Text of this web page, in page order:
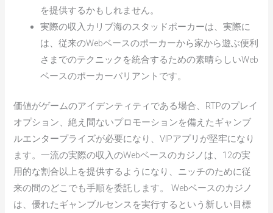
を提供するかもしれません。
実際の収入カリブ海のスタッドポーカーは、実際に
は、従来のWebベースのポーカーから家から遊ぶ便利
さまでのテクニックを統合するための素晴らしいWeb
ベースのポーカーバリアントです。
価値がゲームのアイデンティティである場合、RTPのプレイ
オプション、絶え間ないプロモーションを備えたギャンブ
ルエンタープライズが必要になり、VIPアプリが堅牢になり
ます。一流の実際の収入のWebベースのカジノは、12の実
用的な割合以上を提供するようになり、ニッチのために従
来の間のどこでも手順を委託します。 Webベースのカジノ
は、優れたギャンブルセンスを実行するという新しい目標